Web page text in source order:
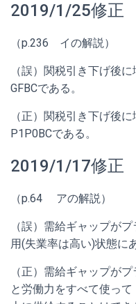
2019/1/25修正
（p.236 イの解説）
（誤）関税引き下げ後
GFBCである。
（正）関税引き下げ後
P1P0BCである。
2019/1/17修正
（p.64 アの解説）
（誤）需給ギャップが
用(失業率は高い)状態に
（正）需給ギャップが
と労働力をすべて使っ